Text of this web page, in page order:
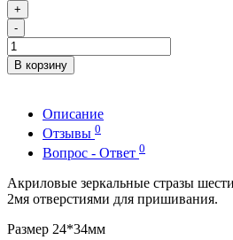
+
-
В корзину
Описание
Отзывы 0
Вопрос - Ответ 0
Акриловые зеркальные стразы
2мя отверстиями для пришивания.
Размер 24*34мм